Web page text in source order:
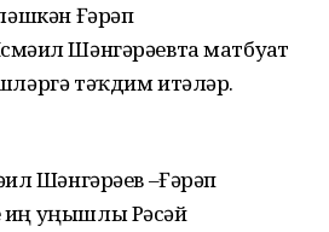
Ғәрәп
Шәнгәрәевта матбуғат
тәҡдим итәләр.
Шәнгәрәев –Ғәрәп
иң уңышлы Рәсәй